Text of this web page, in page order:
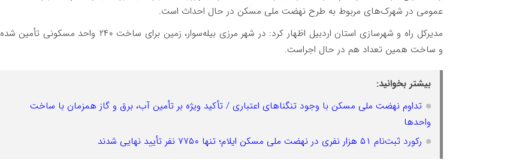
عمومی در شهرک‌های مربوط به طرح نهضت ملی مسکن در حال احداث است.
مدیرکل راه و شهرسازی استان اردبیل اظهار کرد: در شهر مرزی بیله‌سوار، زمین برای ساخت ۲۴۰ واحد مسکونی تأمین شده
و ساخت همین تعداد هم در حال اجراست.
بیشتر بخوانید:
تداوم نهضت ملی مسکن با وجود تنگناهای اعتباری / تأکید ویژه بر تأمین آب، برق و گاز همزمان با ساخت
واحدها
رکورد ثبت‌نام ۵۱ هزار نفری در نهضت ملی مسکن ایلام؛ تنها ۷۷۵۰ نفر تأیید نهایی شدند